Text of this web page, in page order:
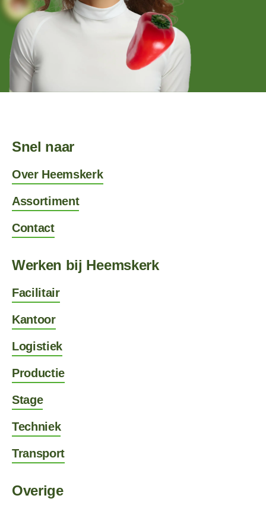
Snel naar
Over Heemskerk
Assortiment
Contact
Werken bij Heemskerk
Facilitair
Kantoor
Logistiek
Productie
Stage
Techniek
Transport
Overige